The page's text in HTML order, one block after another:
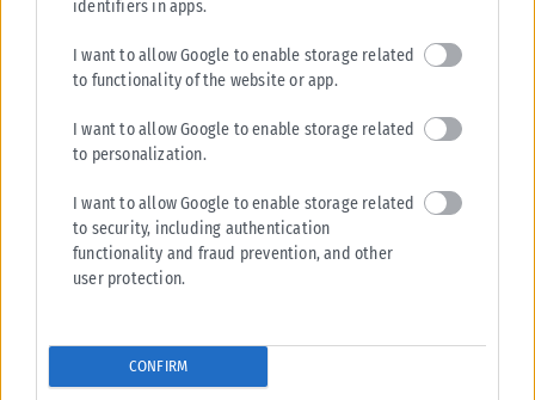
identifiers in apps.
I want to allow Google to enable storage related
to functionality of the website or app.
I want to allow Google to enable storage related
to personalization.
I want to allow Google to enable storage related
to security, including authentication
functionality and fraud prevention, and other
user protection.
CONFIRM